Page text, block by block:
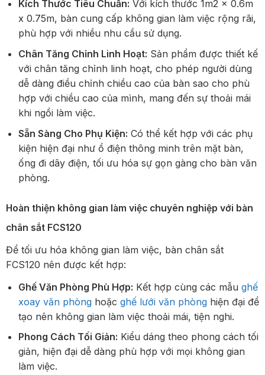
Kích Thước Tiêu Chuẩn: Với kích thước 1m2 x 0.6m
x 0.75m, bàn cung cấp không gian làm việc rộng rãi,
phù hợp với nhiều nhu cầu sử dụng.
Chân Tăng Chỉnh Linh Hoạt: Sản phẩm được thiết kế
với chân tăng chỉnh linh hoạt, cho phép người dùng
dễ dàng điều chỉnh chiều cao của bàn sao cho phù
hợp với chiều cao của mình, mang đến sự thoải mái
khi ngồi làm việc.
Sẵn Sàng Cho Phụ Kiện: Có thể kết hợp với các phụ
kiện hiện đại như ổ điện thông minh trên mặt bàn,
ống đi dây điện, tối ưu hóa sự gọn gàng cho bàn văn
phòng.
Hoàn thiện không gian làm việc chuyên nghiệp với bàn
chân sắt FCS120
Để tối ưu hóa không gian làm việc, bàn chân sắt
FCS120 nên được kết hợp:
Ghế Văn Phòng Phù Hợp: Kết hợp cùng các mẫu ghế
xoay văn phònghoặc ghế lưới văn phònghiện đại để
tạo nên không gian làm việc thoải mái, tiện nghi.
Phong Cách Tối Giản: Kiểu dáng theo phong cách tối
giản, hiện đại dễ dàng phù hợp với mọi không gian
làm việc.